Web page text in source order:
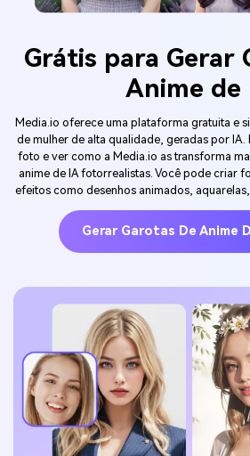
Grátis para Gerar
Anime de
Media.io oferece uma plataforma gratuita e
de mulher de alta qualidade, geradas por IA.
foto e ver como a Media.io as transforma
anime de IA fotorrealistas. Você pode criar
efeitos como desenhos animados,
Gerar Garotas De Anime